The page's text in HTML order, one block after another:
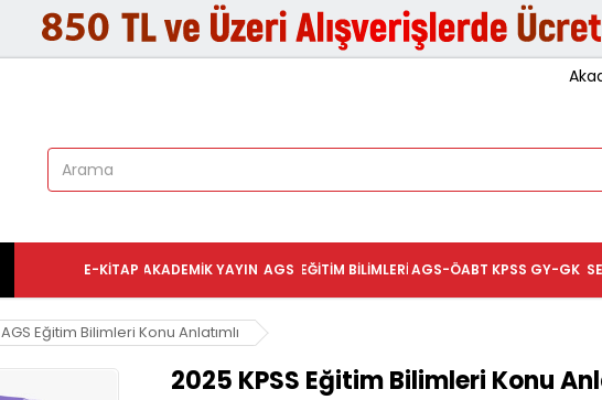
KPSS GY-GK
AGS-ÖABT
EĞITIM BILIMLERI
AGS
AKADEMIK YAYIN
E-KITAP
AGS Eğitim Bilimleri Konu Anlatımlı
2025 KPSS Eğitim Bilimleri Konu